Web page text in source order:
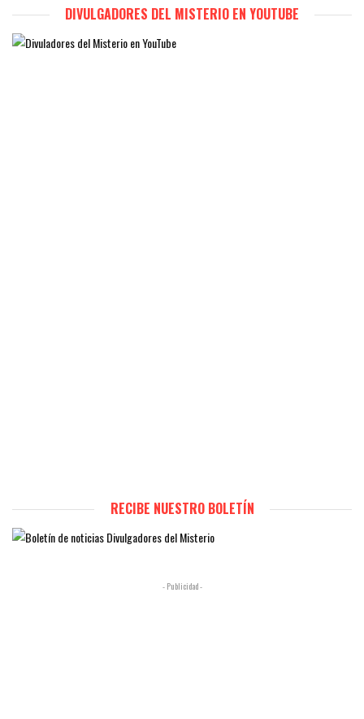
DIVULGADORES DEL MISTERIO EN YOUTUBE
RECIBE NUESTRO BOLETÍN
- Publicidad -